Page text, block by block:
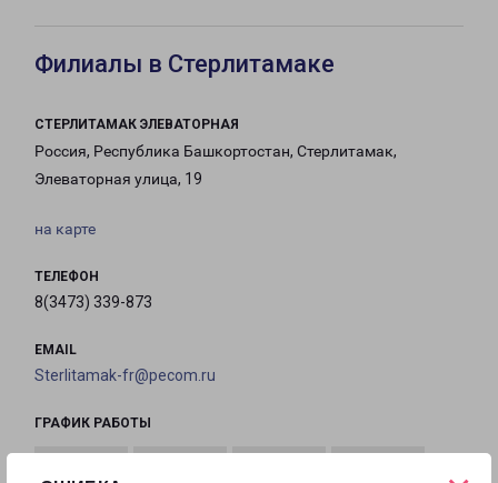
Филиалы в Стерлитамаке
СТЕРЛИТАМАК ЭЛЕВАТОРНАЯ
Россия, Республика Башкортостан, Стерлитамак,
Элеваторная улица, 19
на карте
ТЕЛЕФОН
8(3473) 339-873
EMAIL
Sterlitamak-fr@pecom.ru
ГРАФИК РАБОТЫ